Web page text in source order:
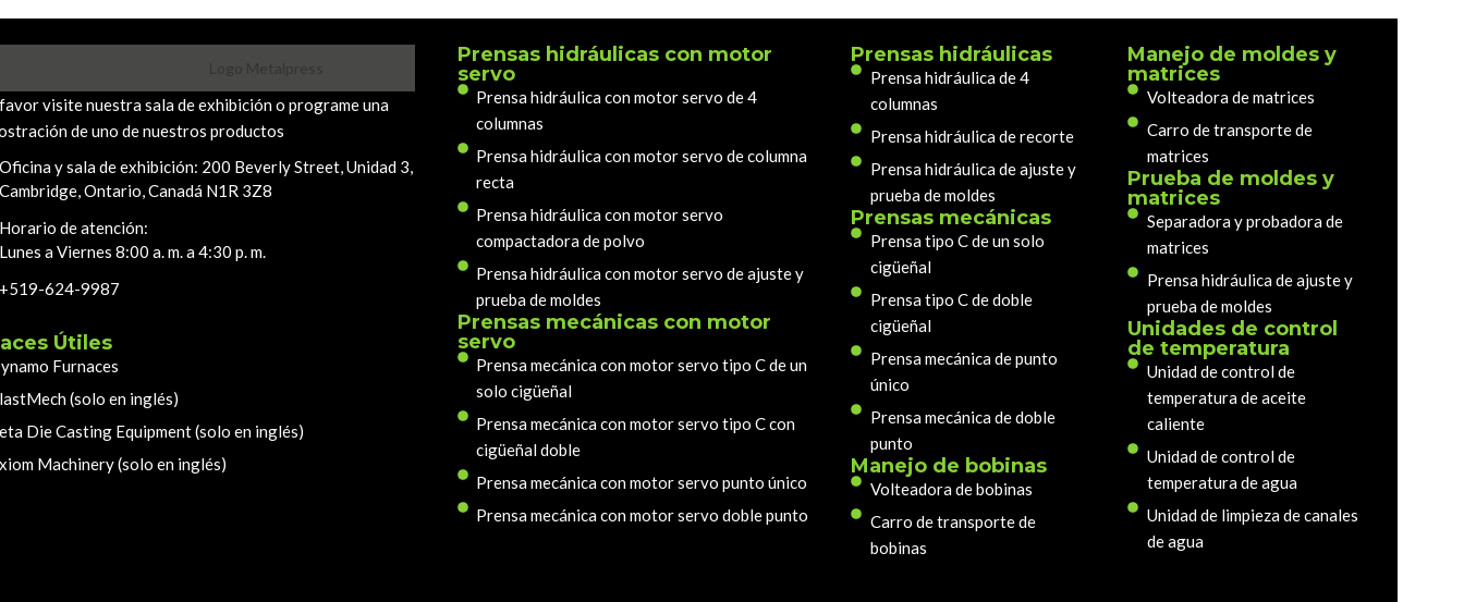
visite nuestra sala de exhibición o programe una
de uno de nuestros productos
y sala de exhibición: 200 Beverly Street, Unidad 3,
Ontario, Canadá N1R 3Z8
de atención:
a Viernes 8:00 a. m. a 4:30 p. m.
624-9987
Útiles
Furnaces
(solo en inglés)
Die Casting Equipment (solo en inglés)
Machinery (solo en inglés)
Prensas hidráulicas con motor
servo
Prensa hidráulica con motor servo de 4
columnas
Prensa hidráulica con motor servo de columna
recta
Prensa hidráulica con motor servo
compactadora de polvo
Prensa hidráulica con motor servo de ajuste y
prueba de moldes
Prensas mecánicas con motor
servo
Prensa mecánica con motor servo tipo C de un
solo cigüeñal
Prensa mecánica con motor servo tipo C con
cigüeñal doble
Prensa mecánica con motor servo punto único
Prensa mecánica con motor servo doble punto
Prensas hidráulicas
Prensa hidráulica de 4
columnas
Prensa hidráulica de recorte
Prensa hidráulica de ajuste y
prueba de moldes
Prensas mecánicas
Prensa tipo C de un solo
cigüeñal
Prensa tipo C de doble
cigüeñal
Prensa mecánica de punto
único
Prensa mecánica de doble
punto
Manejo de bobinas
Volteadora de bobinas
Carro de transporte de
bobinas
Manejo de moldes y
matrices
Volteadora de matrices
Carro de transporte de
matrices
Prueba de moldes y
matrices
Separadora y probadora de
matrices
Prensa hidráulica de ajuste y
prueba de moldes
Unidades de control
de temperatura
Unidad de control de
temperatura de aceite
caliente
Unidad de control de
temperatura de agua
Unidad de limpieza de canales
de agua